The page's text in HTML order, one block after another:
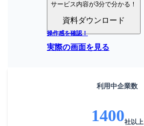
実際の画面を見る
サービス内容が3分で分かる！
資料ダウンロード
操作感を確認！
実際の画面を見る
利用中企業数
1400社以上